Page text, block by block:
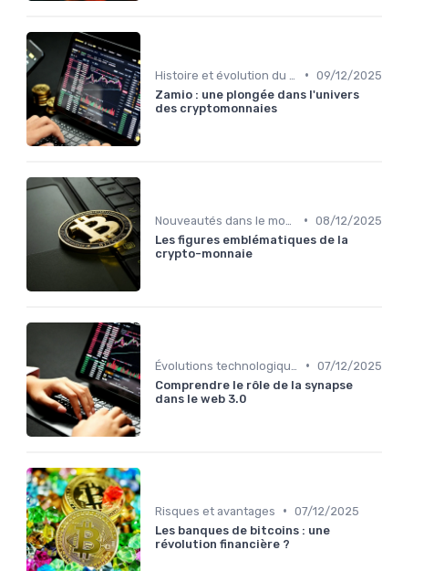
• 09/12/2025
Zamio : une plongée dans l'univers
des cryptomonnaies
• 08/12/2025
Les figures emblématiques de la
crypto-monnaie
• 07/12/2025
Comprendre le rôle de la synapse
dans le web 3.0
Risques et avantages • 07/12/2025
Les banques de bitcoins : une
révolution financière ?